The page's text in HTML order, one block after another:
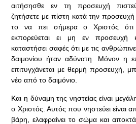
αιτήσησθε εν τη προσευχή
ζητήσετε με πίστη κατά την
το να πει σήμερα ο Χριστός
εκπορεύεται ει μη εν προσευχή
καταστήσει σαφές ότι με τις
δαιμονίου ήταν αδύνατη. Μόνον η
επιτυγχάνεται με θερμή προσευχή,
νέο από το δαιμόνιο.
Και η δύναμη της νηστείας είναι
ο Χριστός. Αυτός που νηστεύει είναι
βάρη, ελαφραίνει το σώμα και